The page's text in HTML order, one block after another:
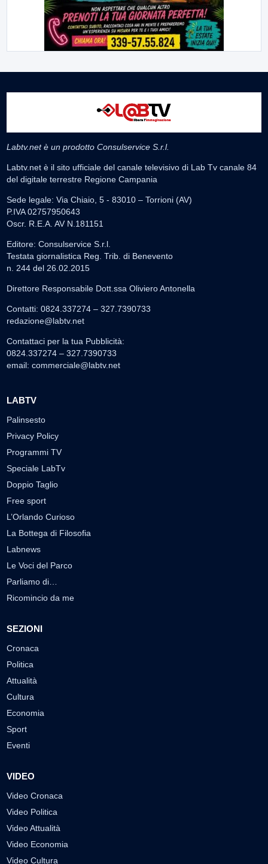
Labtv.net è un prodotto Consulservice S.r.l.
Labtv.net è il sito ufficiale del canale televisivo di Lab Tv canale 84
del digitale terrestre Regione Campania
Sede legale: Via Chiaio, 5 - 83010 – Torrioni (AV)
P.IVA 02757950643
Oscr. R.E.A. AV N.181151
Editore: Consulservice S.r.l.
Testata giornalistica Reg. Trib. di Benevento
n. 244 del 26.02.2015
Direttore Responsabile Dott.ssa Oliviero Antonella
Contatti: 0824.337274 – 327.7390733
redazione@labtv.net
Contattaci per la tua Pubblicità:
0824.337274 – 327.7390733
email: commerciale@labtv.net
LABTV
Palinsesto
Privacy Policy
Programmi TV
Speciale LabTv
Doppio Taglio
Free sport
L’Orlando Curioso
La Bottega di Filosofia
Labnews
Le Voci del Parco
Parliamo di…
Ricomincio da me
SEZIONI
Cronaca
Politica
Attualità
Cultura
Economia
Sport
Eventi
VIDEO
Video Cronaca
Video Politica
Video Attualità
Video Economia
Video Cultura